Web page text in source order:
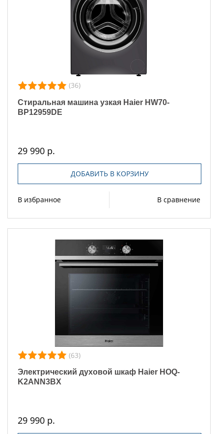
(36)
Стиральная машина узкая Haier HW70-
BP12959DE
29 990 р.
ДОБАВИТЬ В КОРЗИНУ
В избранное В сравнение
(63)
Электрический духовой шкаф Haier HOQ-
K2ANN3BX
29 990 р.